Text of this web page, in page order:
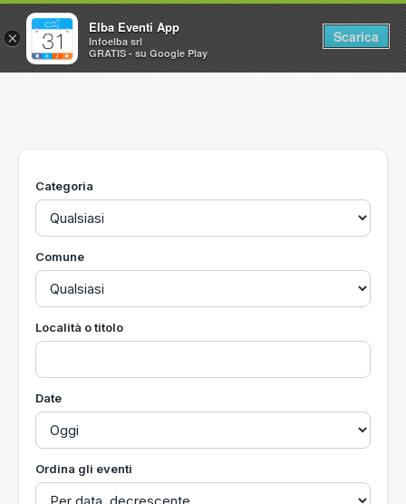
Home
Utilità
Categoria
Comune
Località o titolo
Date
Ordina gli eventi
×
Elba Eventi App
Infoelba srl
GRATIS - su Google Play
Scarica